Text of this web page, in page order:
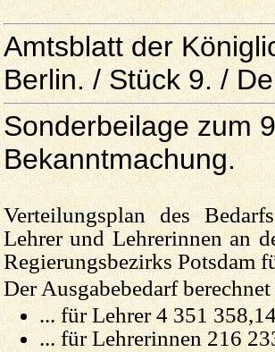
Amtsblatt der
Berlin. / Stück 9. /
Sonderbeilage zum
Bekanntmachung.
Verteilungsplan des
Lehrer und Lehrerinnen an
Regierungsbezirks Potsdam
Der Ausgabebedarf
... für Lehrer 4 351
... für Lehrerinnen 216